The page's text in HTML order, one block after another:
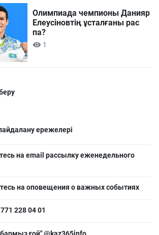
Олимпиада чемпионы Данияр
Елеусіновтің ұсталғаны рас
па?
1
ережелері
на email рассылку еженедельного
на оповещения о важных событиях
228 04 01